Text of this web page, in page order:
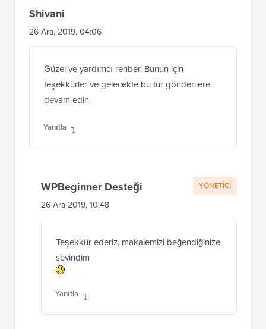
Shivani
26 Ara, 2019, 04:06
Güzel ve yardımcı rehber. Bunun için
teşekkürler ve gelecekte bu tür gönderilere
devam edin.
Yanıtla
WPBeginner Desteği
26 Ara 2019, 10:48
Teşekkür ederiz, makalemizi beğendiğinize
sevindim
Yanıtla
YÖNETICI